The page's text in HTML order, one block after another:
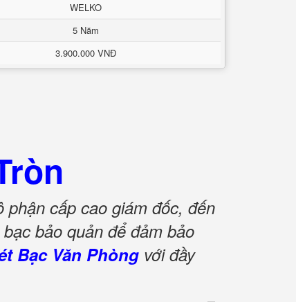
WELKO
5 Năm
3.900.000 VNĐ
phận cấp cao giám đốc, đến
bảo quản để đảm bảo
Bạc Văn Phòng với đầy